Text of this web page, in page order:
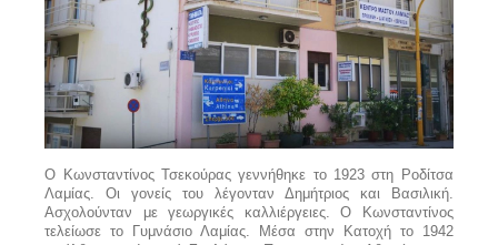
Ο Κωνσταντίνος Τσεκούρας γεννήθηκε το 1923 στη Ροδίτσα
Λαμίας. Οι γονείς του λέγονταν Δημήτριος και Βασιλική.
Ασχολούνταν με γεωργικές καλλιέργειες. Ο Κωνσταντίνος
τελείωσε το Γυμνάσιο Λαμίας. Μέσα στην Κατοχή το 1942